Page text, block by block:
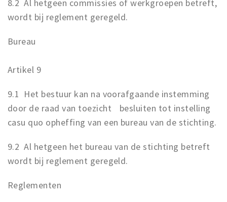
8.2 Al hetgeen commissies of werkgroepen betreft,
wordt bij reglement geregeld.
Bureau
Artikel 9
9.1 Het bestuur kan na voorafgaande instemming
door de raad van toezicht besluiten tot instelling
casu quo opheffing van een bureau van de stichting.
9.2 Al hetgeen het bureau van de stichting betreft
wordt bij reglement geregeld.
Reglementen